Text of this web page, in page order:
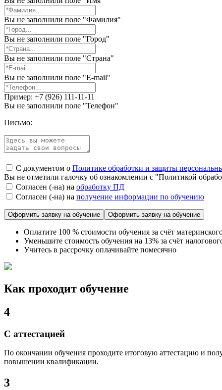
Вы не заполнили поле "Фамилия"
Вы не заполнили поле "Город"
Вы не заполнили поле "Страна"
Вы не заполнили поле "E-mail"
Пример: +7 (926) 111-11-11
Вы не заполнили поле "Телефон"
Письмо:
С документом о Политике обработки и защиты
Вы не отметили галочку об ознакомлении с "Политикой
Согласен (-на) на обработку ПД
Согласен (-на) на получение информации по обучению
Оформить заявку на обучение
Оплатите 100 % стоимости обучения за счёт
Уменьшите стоимость обучения на 13% за счёт
Учитесь в рассрочку оплачивайте помесячно
Как проходит обучение
4
С аттестацией
По окончании обучения проходите итоговую аттестацию и
повышении квалификации.
3